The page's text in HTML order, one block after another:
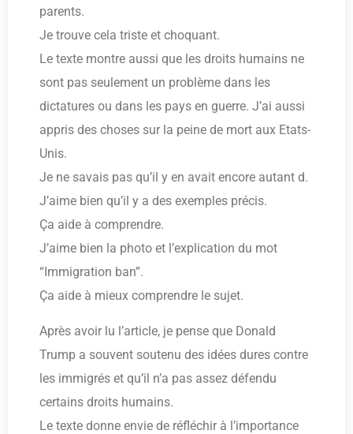
parents.
Je trouve cela triste et choquant.
Le texte montre aussi que les droits humains ne
sont pas seulement un problème dans les
dictatures ou dans les pays en guerre. J’ai aussi
appris des choses sur la peine de mort aux Etats-
Unis.
Je ne savais pas qu’il y en avait encore autant d.
J’aime bien qu’il y a des exemples précis.
Ça aide à comprendre.
J’aime bien la photo et l’explication du mot
“Immigration ban”.
Ça aide à mieux comprendre le sujet.
Après avoir lu l’article, je pense que Donald
Trump a souvent soutenu des idées dures contre
les immigrés et qu’il n’a pas assez défendu
certains droits humains.
Le texte donne envie de réfléchir à l’importance